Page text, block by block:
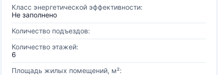
Класс энергетической эффективности:
Не заполнено
Количество подъездов:
Количество этажей:
6
Площадь жилых помещений, м²: